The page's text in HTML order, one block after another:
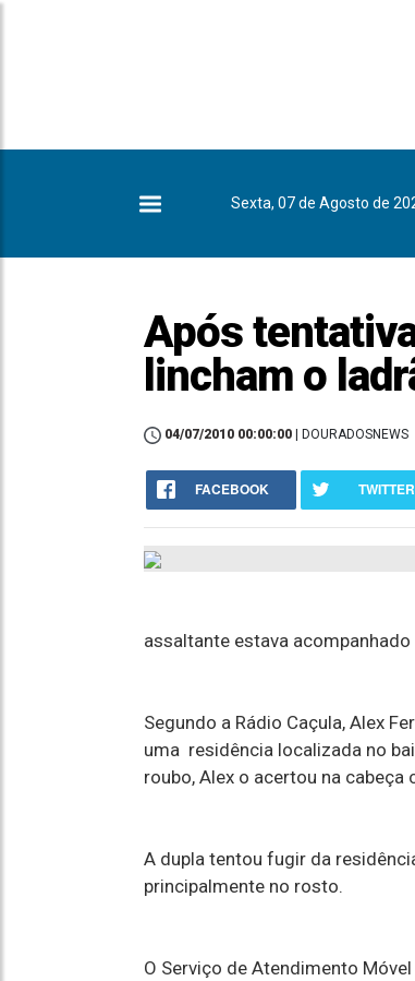
Sexta, 07 de Agosto de
Após
lincham o
04/07/2010 00:00:00 | DOURADOSNEWS
FACEBOOK TWITTER
assaltante estava
Segundo a Rádio Caçula, Alex
uma residência localizada no
roubo, Alex o acertou na cabeça
A dupla tentou fugir da
principalmente no rosto.
O Serviço de Atendimento